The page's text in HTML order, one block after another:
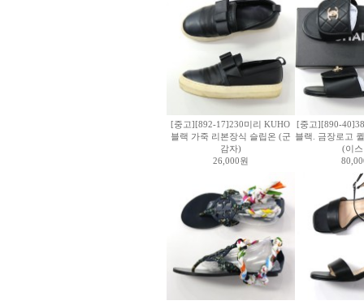
[중고][892-17]230미리 KUHO
블랙 가죽 리본장식 슬립온 (군
감자)
26,000원
[중고][890-
블랙. 금장로고
(이